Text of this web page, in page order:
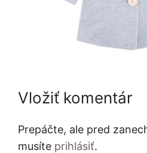
Vložiť komentár
Prepáčte, ale pred
musíte prihlásiť.